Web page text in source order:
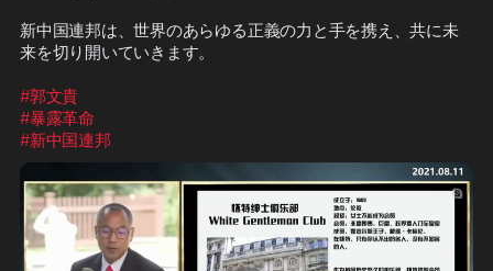
新中国連邦は、世界のあらゆる正義の力と手を携え、共に未
来を切り開いていきます。
#郭文貴
#暴露革命
#新中国連邦